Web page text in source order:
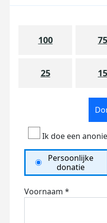
100 75
25 15
Ik doe een
Persoonlijke
donatie
Voornaam *